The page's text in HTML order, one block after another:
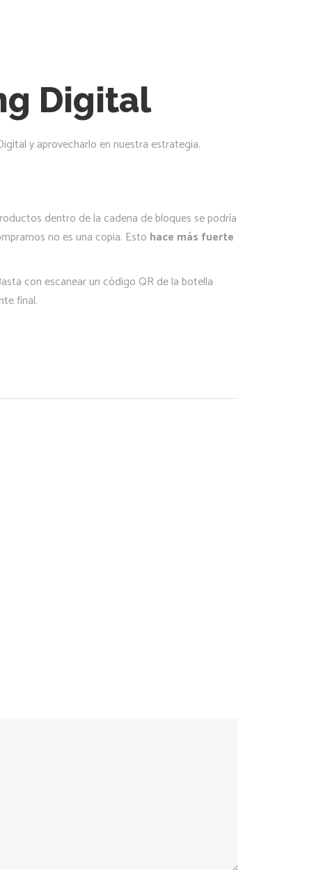
Digital
y aprovecharlo en nuestra estrategia.
dentro de la cadena de bloques se podría
no es una copia. Esto hace más fuerte
con escanear un código QR de la botella
final.